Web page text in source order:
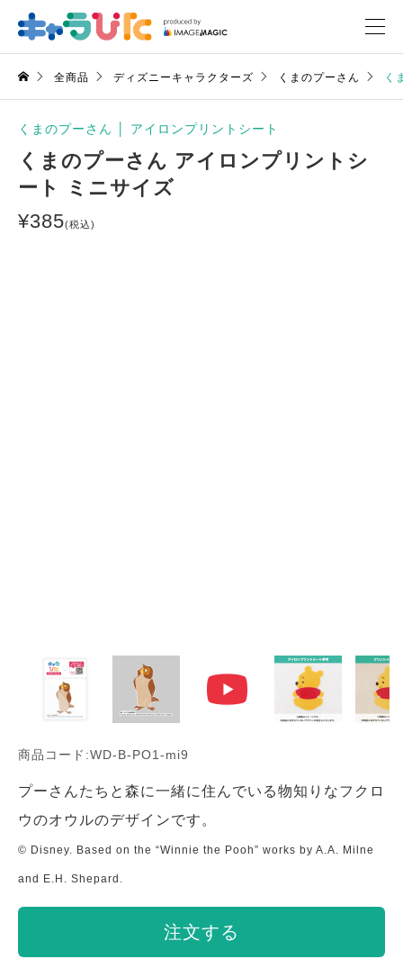
全商品 ディズニーキャラクターズ くまのプーさん く
くまのプーさん アイロンプリントシート
くまのプーさん アイロンプリントシ
ート ミニサイズ
¥385(税込)
商品コード:WD-B-PO1-mi9
プーさんたちと森に一緒に住んでいる物知りなフクロ
ウのオウルのデザインです。
© Disney. Based on the “Winnie the Pooh” works by A.A. Milne
and E.H. Shepard.
注文する